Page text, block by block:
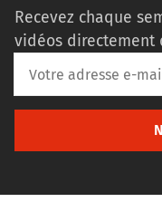
Recevez chaque
vidéos directement